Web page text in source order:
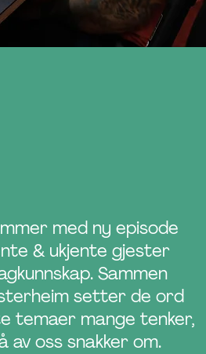
med ny episode
& ukjente gjester
Sammen
setter de ord
temaer mange tenker,
av oss snakker om.